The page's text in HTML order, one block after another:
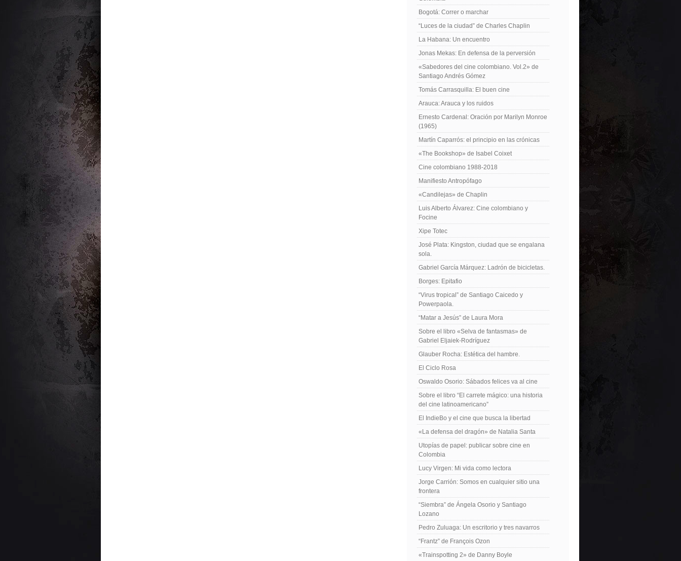
Bogotá: Correr o marchar
“Luces de la ciudad” de Charles Chaplin
La Habana: Un encuentro
Jonas Mekas: En defensa de la perversión
«Sabedores del cine colombiano. Vol.2» de
Santiago Andrés Gómez
Tomás Carrasquilla: El buen cine
Arauca: Arauca y los ruidos
Ernesto Cardenal: Oración por Marilyn Monroe
(1965)
Martín Caparrós: el principio en las crónicas
«The Bookshop» de Isabel Coixet
Cine colombiano 1988-2018
Manifiesto Antropófago
«Candilejas» de Chaplin
Luis Alberto Álvarez: Cine colombiano y
Focine
Xipe Totec
José Plata: Kingston, ciudad que se engalana
sola.
Gabriel García Márquez: Ladrón de bicicletas.
Borges: Epitafio
“Virus tropical” de Santiago Caicedo y
Powerpaola.
“Matar a Jesús” de Laura Mora
Sobre el libro «Selva de fantasmas» de
Gabriel Eljaiek-Rodríguez
Glauber Rocha: Estética del hambre.
El Ciclo Rosa
Oswaldo Osorio: Sábados felices va al cine
Sobre el libro “El carrete mágico: una historia
del cine latinoamericano”
El IndieBo y el cine que busca la libertad
«La defensa del dragón» de Natalia Santa
Utopías de papel: publicar sobre cine en
Colombia
Lucy Virgen: Mi vida como lectora
Jorge Carrión: Somos en cualquier sitio una
frontera
“Siembra” de Ángela Osorio y Santiago
Lozano
Pedro Zuluaga: Un escritorio y tres navarros
“Frantz” de François Ozon
«Trainspotting 2» de Danny Boyle